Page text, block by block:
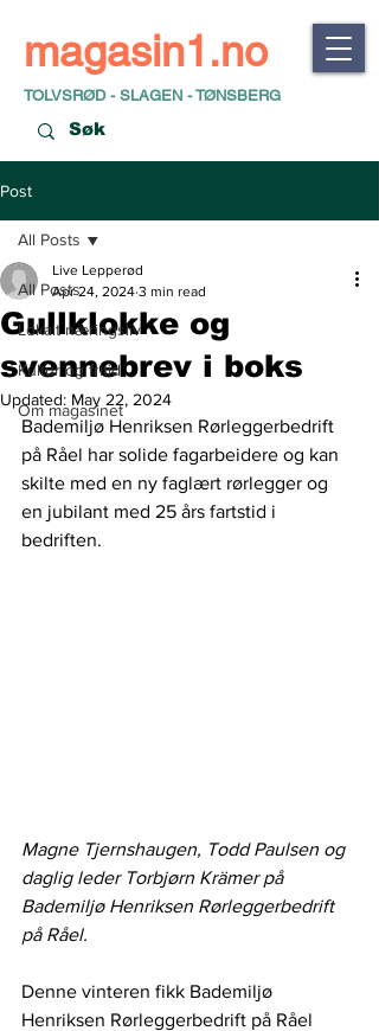
magasin1.no
TOLVSRØD - SLAGEN - TØNSBERG
Post
All Posts
Lokalt næringsliv
Kultur og fritid
Om magasinet
All Posts
Gullklokke og
svennebrev i boks
Live Lepperød
Apr 24, 2024 3 min read
Updated: May 22, 2024
Bademiljø Henriksen Rørleggerbedrift
på Råel har solide fagarbeidere og kan
skilte med en ny faglært rørlegger og
en jubilant med 25 års fartstid i
bedriften.
Magne Tjernshaugen, Todd Paulsen og
daglig leder Torbjørn Krämer på
Bademiljø Henriksen Rørleggerbedrift
på Råel.
Denne vinteren fikk Bademiljø
Henriksen Rørleggerbedrift på Råel